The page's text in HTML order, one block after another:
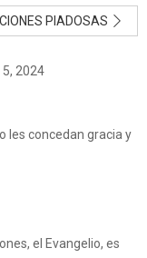
PIADOSAS
2024
les concedan gracia y
el Evangelio, es